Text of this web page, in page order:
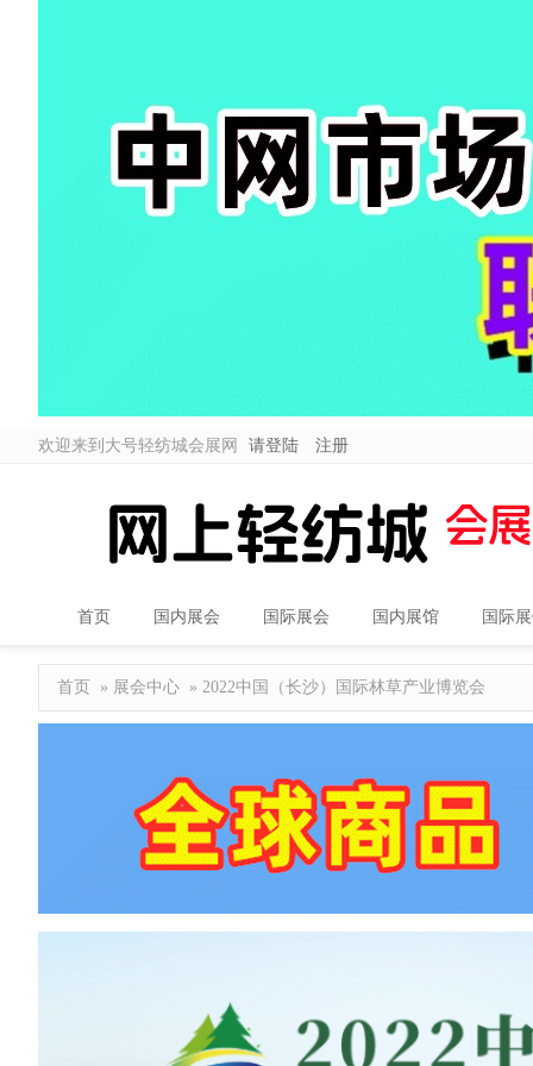
欢迎来到大号轻纺城会展网 请登陆 注册
首页 国内展会 国际展会 国内展馆 国际
首页 » 展会中心 » 2022中国（长沙）国际林草产业博览会